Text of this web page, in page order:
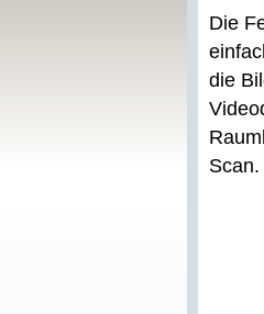
Die
die
Scan.